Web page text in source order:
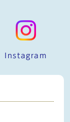
Instagram